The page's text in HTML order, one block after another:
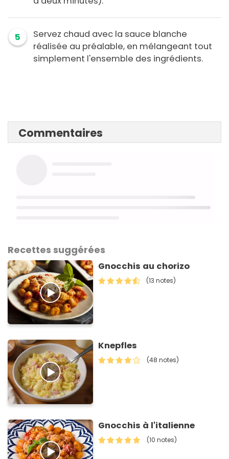
5
Servez chaud avec la sauce blanche
réalisée au préalable, en mélangeant tout
simplement l'ensemble des ingrédients.
Commentaires
Recettes suggérées
Gnocchis au chorizo
(13 notes)
Knepfles
(48 notes)
Gnocchis à l'italienne
(10 notes)